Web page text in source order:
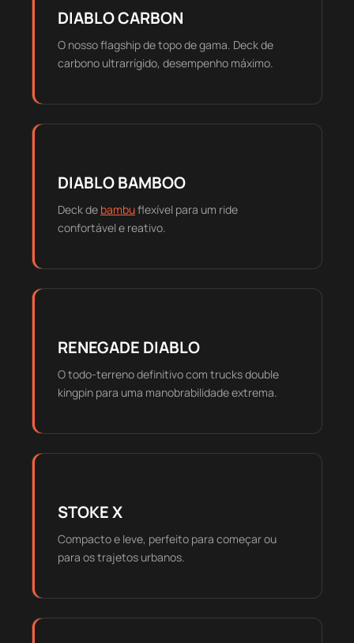
DIABLO CARBON
O nosso flagship de topo de gama. Deck de
carbono ultrarrígido, desempenho máximo.
DIABLO BAMBOO
Deck de bambuflexível para um ride
confortável e reativo.
RENEGADE DIABLO
O todo-terreno definitivo com trucks double
kingpin para uma manobrabilidade extrema.
STOKE X
Compacto e leve, perfeito para começar ou
para os trajetos urbanos.